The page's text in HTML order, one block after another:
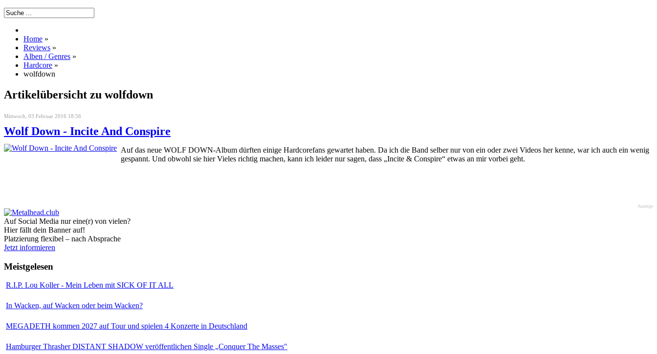
Home »
Reviews »
Alben / Genres »
Hardcore »
wolfdown
Artikelübersicht zu wolfdown
Mittwoch, 03 Februar 2016 18:56
Wolf Down - Incite And Conspire
Auf das neue WOLF DOWN-Album dürften einige Hardcorefans gewartet haben. Da ich die Band selber nur von ein oder zwei Videos her kenne, war ich auch ein wenig
gespannt. Und obwohl sie hier Vieles richtig machen, kann ich leider nur sagen, dass „Incite & Conspire“ etwas an mir vorbei geht.
Anzeige
Auf Social Media nur eine(r) von vielen?
Hier fällt dein Banner auf!
Platzierung flexibel – nach Absprache
Jetzt informieren
Meistgelesen
R.I.P. Lou Koller - Mein Leben mit SICK OF IT ALL
In Wacken, auf Wacken oder beim Wacken?
MEGADETH kommen 2027 auf Tour und spielen 4 Konzerte in Deutschland
Hamburger Thrasher DISTANT SHADOW veröffentlichen Single „Conquer The Masses"